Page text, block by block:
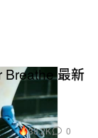
Breathe 最新
38.2K 0